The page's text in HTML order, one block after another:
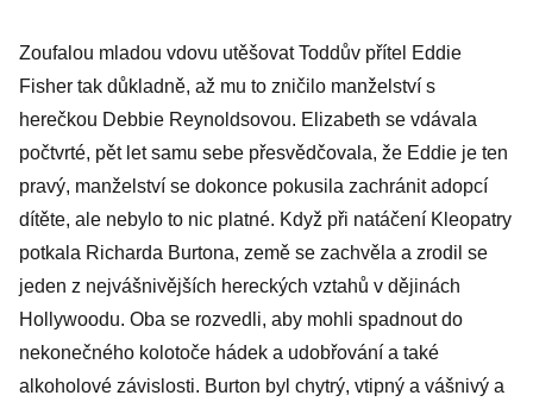
Zoufalou mladou vdovu utěšovat Toddův přítel Eddie
Fisher tak důkladně, až mu to zničilo manželství s
herečkou Debbie Reynoldsovou. Elizabeth se vdávala
počtvrté, pět let samu sebe přesvědčovala, že Eddie je ten
pravý, manželství se dokonce pokusila zachránit adopcí
dítěte, ale nebylo to nic platné. Když při natáčení Kleopatry
potkala Richarda Burtona, země se zachvěla a zrodil se
jeden z nejvášnivějších hereckých vztahů v dějinách
Hollywoodu. Oba se rozvedli, aby mohli spadnout do
nekonečného kolotoče hádek a udobřování a také
alkoholové závislosti. Burton byl chytrý, vtipný a vášnivý a